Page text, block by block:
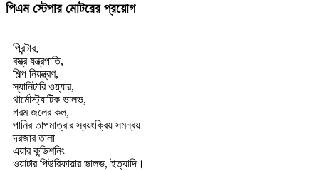
পিএম স্টেপার মোটরের প্রয়োগ
প্রিন্টার,
বস্ত্র যন্ত্রপাতি,
শিল্প নিয়ন্ত্রণ,
স্যানিটারি ওয়্যার,
থার্মোস্ট্যাটিক ভালভ,
গরম জলের কল,
পানির তাপমাত্রার স্বয়ংক্রিয় সমন্বয়
দরজার তালা
এয়ার কন্ডিশনিং
ওয়াটার পিউরিফায়ার ভালভ, ইত্যাদি।